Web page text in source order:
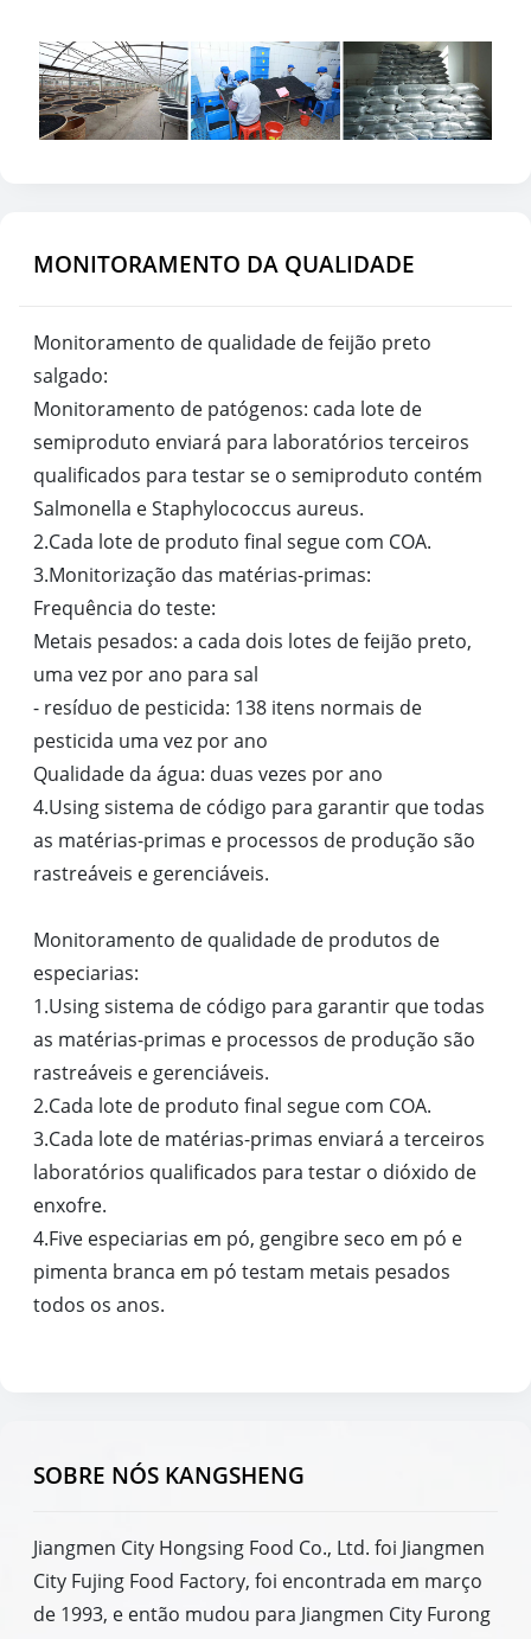
MONITORAMENTO DA QUALIDADE
Monitoramento de qualidade de feijão preto
salgado:
Monitoramento de patógenos: cada lote de
semiproduto enviará para laboratórios terceiros
qualificados para testar se o semiproduto contém
Salmonella e Staphylococcus aureus.
2.Cada lote de produto final segue com COA.
3.Monitorização das matérias-primas:
Frequência do teste:
Metais pesados: a cada dois lotes de feijão preto,
uma vez por ano para sal
- resíduo de pesticida: 138 itens normais de
pesticida uma vez por ano
Qualidade da água: duas vezes por ano
4.Using sistema de código para garantir que todas
as matérias-primas e processos de produção são
rastreáveis e gerenciáveis.
Monitoramento de qualidade de produtos de
especiarias:
1.Using sistema de código para garantir que todas
as matérias-primas e processos de produção são
rastreáveis e gerenciáveis.
2.Cada lote de produto final segue com COA.
3.Cada lote de matérias-primas enviará a terceiros
laboratórios qualificados para testar o dióxido de
enxofre.
4.Five especiarias em pó, gengibre seco em pó e
pimenta branca em pó testam metais pesados
todos os anos.
SOBRE NÓS KANGSHENG
Jiangmen City Hongsing Food Co., Ltd. foi Jiangmen
City Fujing Food Factory, foi encontrada em março
de 1993, e então mudou para Jiangmen City Furong